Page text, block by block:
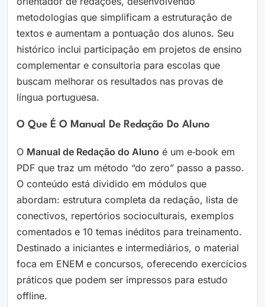
metodologias que simplificam a estruturação de
textos e aumentam a pontuação dos alunos. Seu
histórico inclui participação em projetos de ensino
complementar e consultoria para escolas que
buscam melhorar os resultados nas provas de
língua portuguesa.
O Que É O Manual De Redação Do Aluno
O Manual de Redação do Aluno é um e‑book em
PDF que traz um método “do zero” passo a passo.
O conteúdo está dividido em módulos que
abordam: estrutura completa da redação, lista de
conectivos, repertórios socioculturais, exemplos
comentados e 10 temas inéditos para treinamento.
Destinado a iniciantes e intermediários, o material
foca em ENEM e concursos, oferecendo exercícios
práticos que podem ser impressos para estudo
offline.